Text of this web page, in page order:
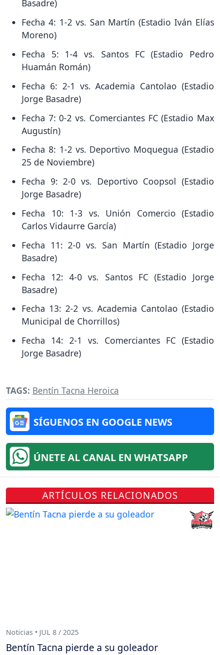
Basadre)
Fecha 4: 1-2 vs. San Martín (Estadio Iván Elías
Moreno)
Fecha 5: 1-4 vs. Santos FC (Estadio Pedro
Huamán Román)
Fecha 6: 2-1 vs. Academia Cantolao (Estadio
Jorge Basadre)
Fecha 7: 0-2 vs. Comerciantes FC (Estadio Max
Augustín)
Fecha 8: 1-2 vs. Deportivo Moquegua (Estadio
25 de Noviembre)
Fecha 9: 2-0 vs. Deportivo Coopsol (Estadio
Jorge Basadre)
Fecha 10: 1-3 vs. Unión Comercio (Estadio
Carlos Vidaurre García)
Fecha 11: 2-0 vs. San Martín (Estadio Jorge
Basadre)
Fecha 12: 4-0 vs. Santos FC (Estadio Jorge
Basadre)
Fecha 13: 2-2 vs. Academia Cantolao (Estadio
Municipal de Chorrillos)
Fecha 14: 2-1 vs. Comerciantes FC (Estadio
Jorge Basadre)
TAGS: Bentín Tacna Heroica
SÍGUENOS EN GOOGLE NEWS
ÚNETE AL CANAL EN WHATSAPP
ARTÍCULOS RELACIONADOS
Noticias • JUL 8 / 2025
Bentín Tacna pierde a su goleador